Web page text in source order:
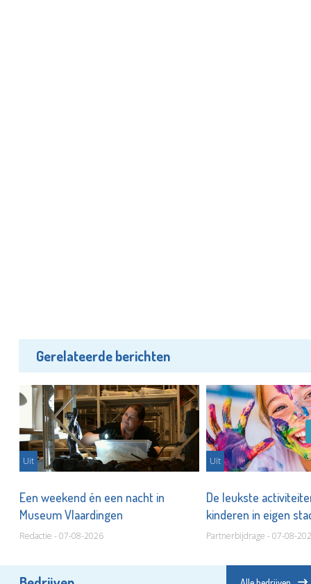
Gerelateerde berichten
Uit
Een weekend én een nacht in
Museum Vlaardingen
Redactie - 07-08-2026
Uit
De leukste
kinderen in eigen
Partnerbijdrage - 07-08-